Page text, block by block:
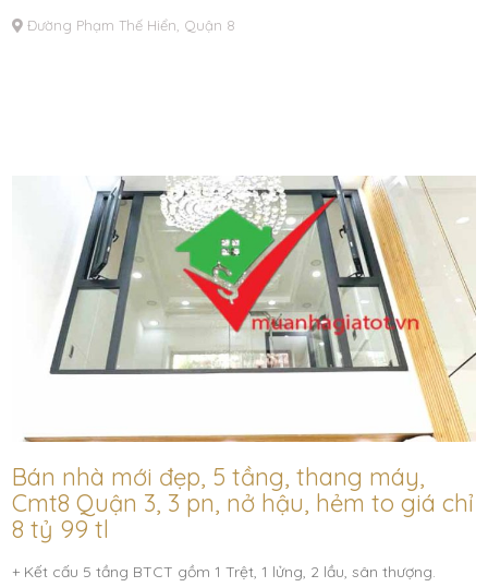
Đường Phạm Thế Hiển, Quận 8
Bán nhà mới đẹp, 5 tầng, thang máy,
Cmt8 Quận 3, 3 pn, nở hậu, hẻm to giá chỉ
8 tỷ 99 tl
+ Kết cấu 5 tầng BTCT gồm 1 Trệt, 1 lửng, 2 lầu, sân thượng.